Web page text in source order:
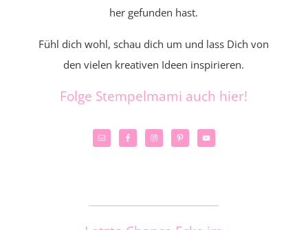
her gefunden hast.
Fühl dich wohl, schau dich um und lass Dich von
den vielen kreativen Ideen inspirieren.
Folge Stempelmami auch hier!